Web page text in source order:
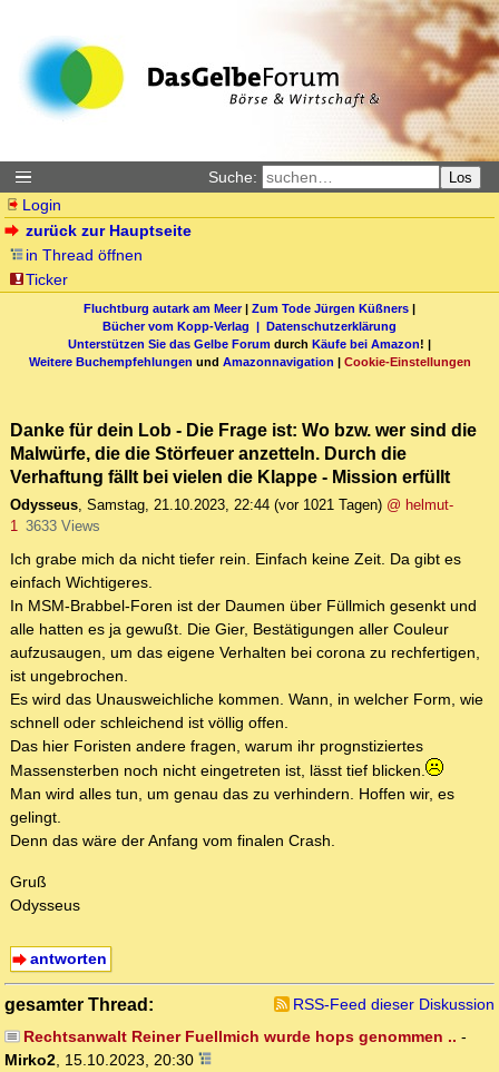
Suche: Los
Login
zurück zur Hauptseite
in Thread öffnen
Ticker
Fluchtburg autark am Meer| Zum Tode Jürgen Küßners |
Bücher vom Kopp-Verlag | Datenschutzerklärung
Unterstützen Sie das Gelbe Forum durch Käufe bei Amazon! |
Weitere Buchempfehlungen und Amazonnavigation | Cookie-Einstellungen
Danke für dein Lob - Die Frage ist: Wo bzw. wer sind die
Malwürfe, die die Störfeuer anzetteln. Durch die
Verhaftung fällt bei vielen die Klappe - Mission erfüllt
Odysseus, Samstag, 21.10.2023, 22:44 (vor 1021 Tagen) @ helmut-
1 3633 Views
Ich grabe mich da nicht tiefer rein. Einfach keine Zeit. Da gibt es
einfach Wichtigeres.
In MSM-Brabbel-Foren ist der Daumen über Füllmich gesenkt und
alle hatten es ja gewußt. Die Gier, Bestätigungen aller Couleur
aufzusaugen, um das eigene Verhalten bei corona zu rechfertigen,
ist ungebrochen.
Es wird das Unausweichliche kommen. Wann, in welcher Form, wie
schnell oder schleichend ist völlig offen.
Das hier Foristen andere fragen, warum ihr prognstiziertes
Massensterben noch nicht eingetreten ist, lässt tief blicken.
Man wird alles tun, um genau das zu verhindern. Hoffen wir, es
gelingt.
Denn das wäre der Anfang vom finalen Crash.
Gruß
Odysseus
antworten
gesamter Thread:
RSS-Feed dieser Diskussion
Rechtsanwalt Reiner Fuellmich wurde hops genommen .. -
Mirko2, 15.10.2023, 20:30